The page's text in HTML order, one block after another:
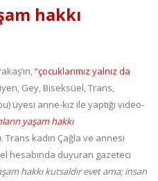
hakkı
“çocuklarımız yalnız da
Gey, Biseksüel, Trans,
üyesi anne-kız ile yaptığı video-
yaşam hakkı
Trans kadın Çağla ve annesi
hesabında duyuran gazeteci
hakkı kutsaldır evet ama; insan